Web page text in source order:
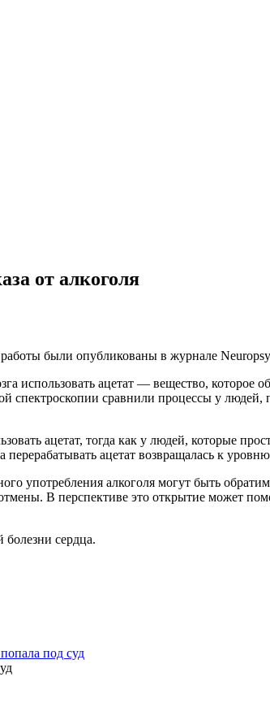
от алкоголя
были опубликованы в журнале
использовать ацетат — вещество,
сравнили процессы у людей,
ацетат, тогда как у людей, которые
ацетат возвращалась к
употребления алкоголя могут быть
В перспективе это открытие может
сердца.
под суд